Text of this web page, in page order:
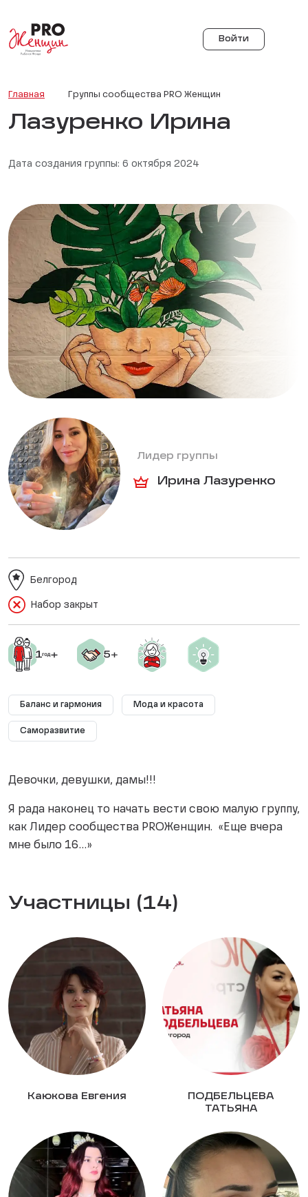
Войти
Главная Группы сообщества PRO Женщин
Лазуренко Ирина
Дата создания группы: 6 октября 2024
Лидер группы
Ирина Лазуренко
Набор закрыт
Белгород
Баланс и гармония Мода и красота
Саморазвитие
Девочки, девушки, дамы!!!
Я рада наконец то начать вести свою малую группу,
как Лидер сообщества PROЖенщин. «Еще вчера
мне было 16…»
Участницы (14)
Каюкова Евгения
ПОДБЕЛЬЦЕВА
ТАТЬЯНА